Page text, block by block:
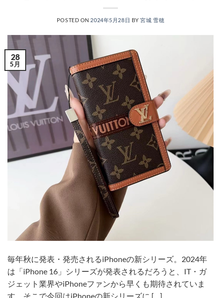
POSTED ON 2024年5月28日 BY宮城 雪穂
28
5月
毎年秋に発表・発売されるiPhoneの新シリーズ。2024年
は「iPhone 16」シリーズが発表されるだろうと、IT・ガ
ジェット業界やiPhoneファンから早くも期待されていま
す。そこで今回はiPhoneの新シリーズに […]